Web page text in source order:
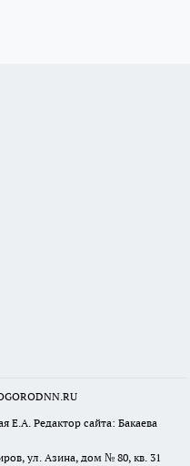
Е.А. Редактор сайта: Бакаева
ул. Азина, дом № 80, кв. 31